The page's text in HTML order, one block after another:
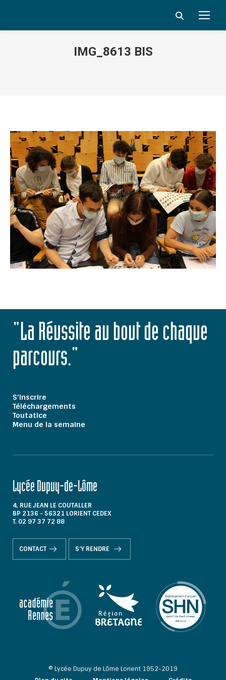
Search:
IMG_8613 BIS
"La Réussite au bout de chaque
parcours."
S'inscrire
Téléchargements
Toutatice
Menu de la semaine
Lycée Dupuy-de-Lôme
4, RUE JEAN LE COUTALLER
BP 2136 - 56321 LORIENT CEDEX
T. 02 97 37 72 88
CONTACT S'Y RENDRE
© Lycée Dupuy de Lôme Lorient 1952-2019